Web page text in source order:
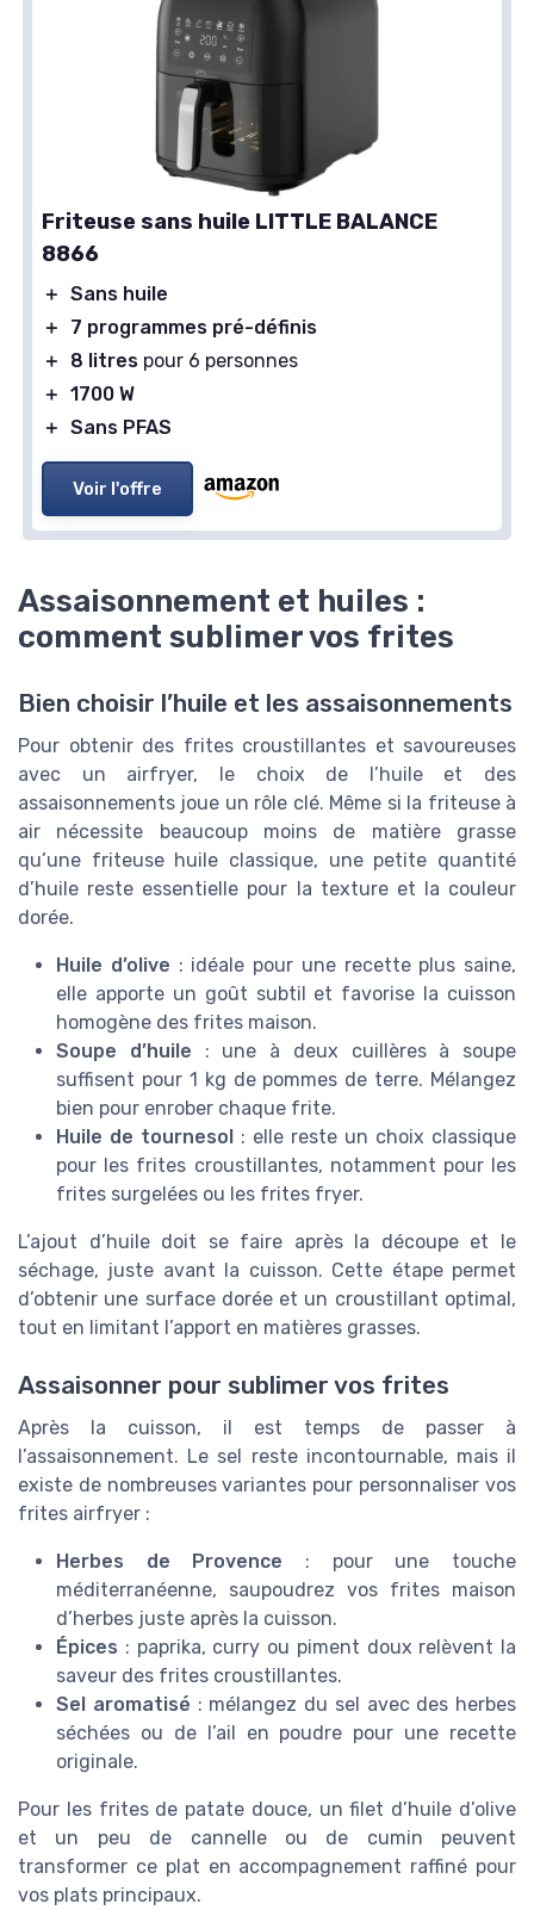
Friteuse sans huile LITTLE BALANCE
8866
＋ Sans huile
＋
7 programmes pré-définis
＋
8 litres pour 6 personnes
＋ 1700 W
＋ Sans PFAS
Voir l'offre
Assaisonnement et huiles :
comment sublimer vos frites
Bien choisir l’huile et les assaisonnements
Pour obtenir des frites croustillantes et savoureuses
avec un airfryer, le choix de l’huile et des
assaisonnements joue un rôle clé. Même si la friteuse à
air nécessite beaucoup moins de matière grasse
qu’une friteuse huile classique, une petite quantité
d’huile reste essentielle pour la texture et la couleur
dorée.
Huile d’olive : idéale pour une recette plus saine,
elle apporte un goût subtil et favorise la cuisson
homogène des frites maison.
Soupe d’huile : une à deux cuillères à soupe
suffisent pour 1 kg de pommes de terre. Mélangez
bien pour enrober chaque frite.
Huile de tournesol : elle reste un choix classique
pour les frites croustillantes, notamment pour les
frites surgelées ou les frites fryer.
L’ajout d’huile doit se faire après la découpe et le
séchage, juste avant la cuisson. Cette étape permet
d’obtenir une surface dorée et un croustillant optimal,
tout en limitant l’apport en matières grasses.
Assaisonner pour sublimer vos frites
Après la cuisson, il est temps de passer à
l’assaisonnement. Le sel reste incontournable, mais il
existe de nombreuses variantes pour personnaliser vos
frites airfryer :
Herbes de Provence : pour une touche
méditerranéenne, saupoudrez vos frites maison
d’herbes juste après la cuisson.
Épices : paprika, curry ou piment doux relèvent la
saveur des frites croustillantes.
Sel aromatisé : mélangez du sel avec des herbes
séchées ou de l’ail en poudre pour une recette
originale.
Pour les frites de patate douce, un filet d’huile d’olive
et un peu de cannelle ou de cumin peuvent
transformer ce plat en accompagnement raffiné pour
vos plats principaux.